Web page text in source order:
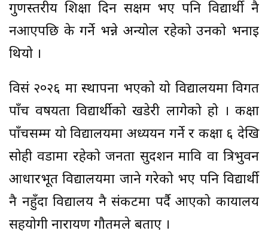
गुणस्तरीय शिक्षा दिन सक्षम भए पनि विद्यार्थी नै
नआएपछि के गर्ने भन्ने अन्योल रहेको उनको भनाइ
थियो ।
विसं २०२६ मा स्थापना भएको यो विद्यालयमा विगत
पाँच वर्षयता विद्यार्थीको खडेरी लागेको हो । कक्षा
पाँचसम्म यो विद्यालयमा अध्ययन गर्ने र कक्षा ६ देखि
सोही वडामा रहेको जनता सुदर्शन मावि वा त्रिभुवन
आधारभूत विद्यालयमा जाने गरेको भए पनि विद्यार्थी
नै नहुँदा विद्यालय नै संकटमा पर्दै आएको कार्यालय
सहयोगी नारायण गौतमले बताए ।